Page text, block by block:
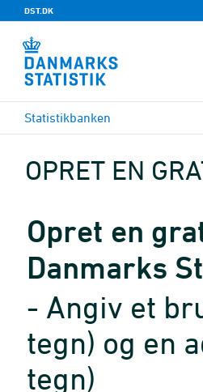
DST.DK
Statistikbanken
OPRET EN
Opret en
Danmarks
- Angiv et
tegn) og en
tegn)